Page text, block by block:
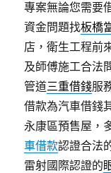
專案無論您需要
資金問題找板橋
店，衛生工程前
及師傅施工合法
管道三重借錢服
借款為汽車借錢
永康區預售屋，
車借款認證合法
雷射國際認證的